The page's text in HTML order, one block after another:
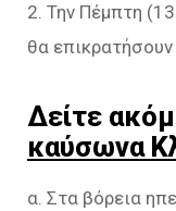
2. Την Πέμπτη
θα
Δείτε
καύσωνα
α. Στα βόρεια